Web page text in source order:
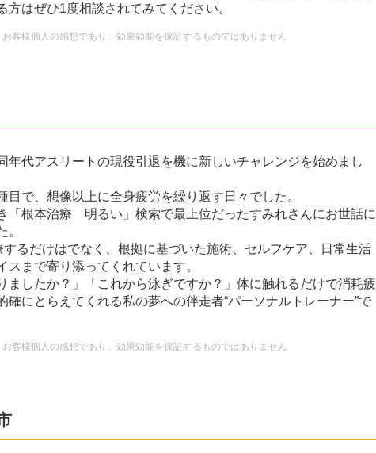
方はぜひ1度相談されてみてください。
お客様個人の感想であり、効果効能を保証するものではありません
年代アスリートの現役引退を機に新しいチャレンジを始めまし
目で、想像以上に全身疲労を繰り返す日々でした。
「根本治療 明るい」検索で最上位だったすみれさんにお世話に
。
するだけはでなく、根拠に基づいた施術、セルフケア、日常生活
スまで寄り添ってくれています。
ましたか？」「これから泳ぎですか？」体に触れるだけで消耗疲
確にとらえてくれる私の夢への伴走者“パーソナルトレーナー”で
お客様個人の感想であり、効果効能を保証するものではありません